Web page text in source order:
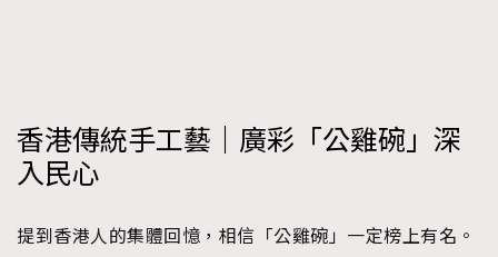
香港傳統手工藝｜廣彩「公雞碗」深
入民心
提到香港人的集體回憶，相信「公雞碗」一定榜上有名。